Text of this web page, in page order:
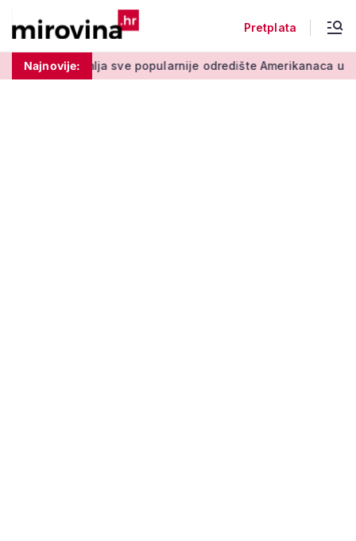
Pretplata
Najnovije:
sve popularnije odredište Amerikanaca u mirovini: Pruža mir